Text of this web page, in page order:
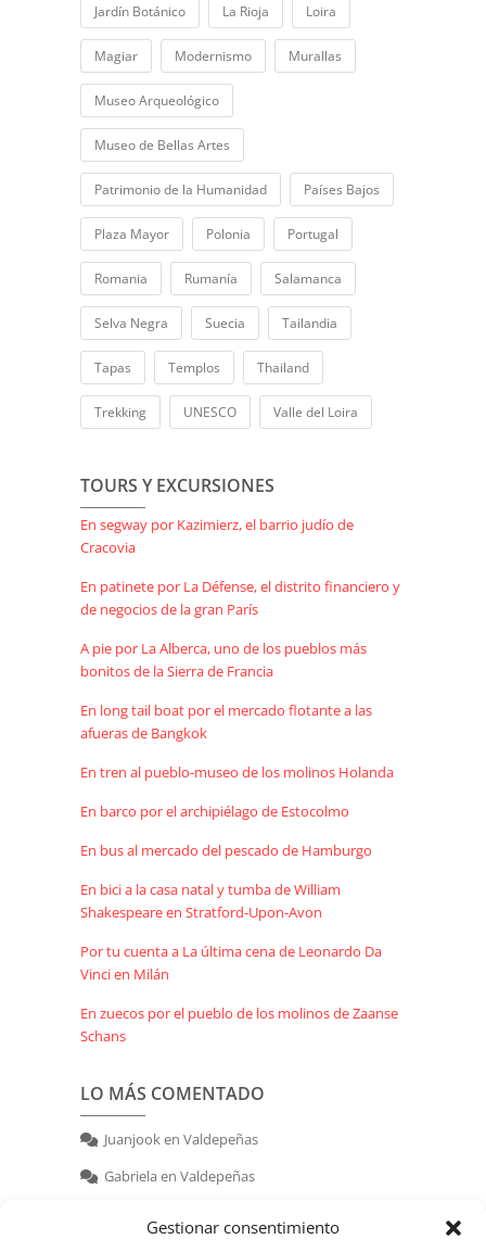
Gestionar consentimiento
Jardín Botánico La Rioja Loira
Magiar Modernismo Murallas
Museo Arqueológico
Museo de Bellas Artes
Patrimonio de la Humanidad Países Bajos
Plaza Mayor Polonia Portugal
Romania Rumanía Salamanca
Selva Negra Suecia Tailandia
Tapas Templos Thailand
Trekking UNESCO Valle del Loira
TOURS Y EXCURSIONES
En segway por Kazimierz, el barrio judío de
Cracovia
En patinete por La Défense, el distrito financiero y
de negocios de la gran París
A pie por La Alberca, uno de los pueblos más
bonitos de la Sierra de Francia
En long tail boat por el mercado flotante a las
afueras de Bangkok
En tren al pueblo-museo de los molinos Holanda
En barco por el archipiélago de Estocolmo
En bus al mercado del pescado de Hamburgo
En bici a la casa natal y tumba de William
Shakespeare en Stratford-Upon-Avon
Por tu cuenta a La última cena de Leonardo Da
Vinci en Milán
En zuecos por el pueblo de los molinos de Zaanse
Schans
LO MÁS COMENTADO
Juanjooken Valdepeñas
Gabriela en Valdepeñas